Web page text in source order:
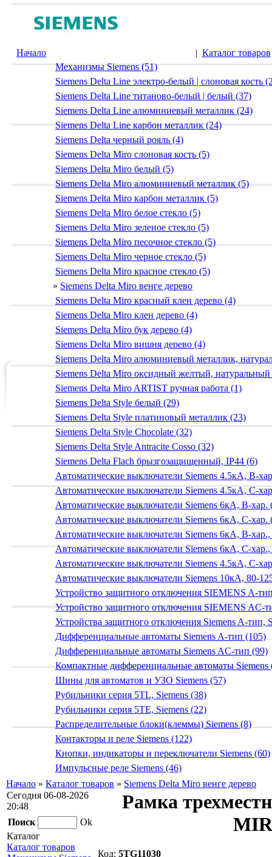
Начало | Каталог товаров
Механизмы Siemens (51)
Siemens Delta Line электро-белый | слоновая кость
Siemens Delta Line титаново-белый | белый (37)
Siemens Delta Line алюминиевый металлик (24)
Siemens Delta Line карбон металлик (24)
Siemens Delta черный рояль (4)
Siemens Delta Miro слоновая кость (5)
Siemens Delta Miro белый (5)
Siemens Delta Miro алюминиевый металлик (5)
Siemens Delta Miro карбон металлик (5)
Siemens Delta Miro белое стекло (5)
Siemens Delta Miro зеленое стекло (5)
Siemens Delta Miro песочное стекло (5)
Siemens Delta Miro черное стекло (5)
Siemens Delta Miro красное стекло (5)
» Siemens Delta Miro венге дерево
Siemens Delta Miro красный клен дерево (4)
Siemens Delta Miro клен дерево (4)
Siemens Delta Miro бук дерево (4)
Siemens Delta Miro вишня дерево (4)
Siemens Delta Miro алюминиевый металлик,
Siemens Delta Miro оксидный желтый,
Siemens Delta Miro ARTIST ручная работа (1)
Siemens Delta Style белый (29)
Siemens Delta Style платиновый металлик (23)
Siemens Delta Style Chocolate (32)
Siemens Delta Style Antracite Cosso (32)
Siemens Delta Flach брызгозащищенный, IP44 (6)
Автоматические выключатели Siemens 4.5кА, B-
Автоматические выключатели Siemens 4.5кА, C-
Автоматические выключатели Siemens 6кА, B-хар.
Автоматические выключатели Siemens 6кА, С-хар.
Автоматические выключатели Siemens 6кА, B-
Автоматические выключатели Siemens 6кА, C-
Автоматические выключатели Siemens 4.5кА, C-
Автоматические выключатели Siemens 10кА, 80-
Устройство защитного отключения SIEMENS A-
Устройство защитного отключения SIEMENS AС-
Устройства защитного отключения Siemens A-тип,
Дифференциальные автоматы Siemens A-тип (105)
Дифференциальные автоматы Siemens AС-тип (99)
Компактные дифференциальные автоматы Siemens
Шины для автоматов и УЗО Siemens (57)
Рубильники серия 5TL, Siemens (38)
Рубильники серия 5TE, Siemens (22)
Распределительные блоки(клеммы) Siemens (8)
Контакторы и реле Siemens (122)
Кнопки, индикаторы и переключатели Siemens (60)
Импульсные реле Siemens (46)
Начало » Каталог товаров » Siemens Delta Miro венге дерево
Сегодня 06-08-2026
20:48
Поиск
Ok
Каталог
Каталог товаров
Рамка
Код: 5TG11030